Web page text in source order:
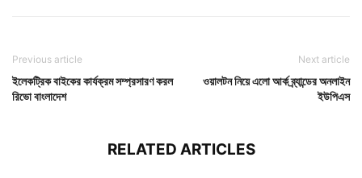
Previous article
ইলেকট্রিক বাইকের কার্যক্রম সম্প্রসারণ করল
রিভো বাংলাদেশ
Next article
ওয়ালটন নিয়ে এলো আর্ক ব্র্যান্ডের অনলাইন
ইউপিএস
RELATED ARTICLES